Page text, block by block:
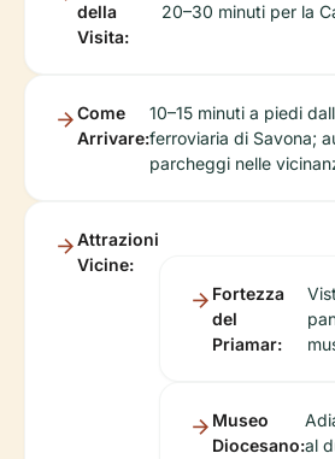
della
Visita:
20–30 minuti per la
Come
Arrivare:
10–15 minuti a piedi
ferroviaria di Savona;
parcheggi nelle
Attrazioni
Vicine:
Fortezza
del
Priamar:
Museo
Diocesano:al